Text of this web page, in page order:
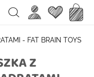
Search Ulubione
- FAT BRAIN TOYS
Z